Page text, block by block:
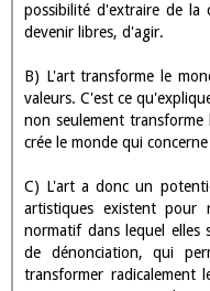
possibilité d'extraire de la
devenir libres, d'agir.
B) L'art transforme le
valeurs. C'est ce
non seulement transforme
crée le monde qui
C) L'art a donc un
artistiques existent pour
normatif dans lequel
de dénonciation, qui
transformer radicalement